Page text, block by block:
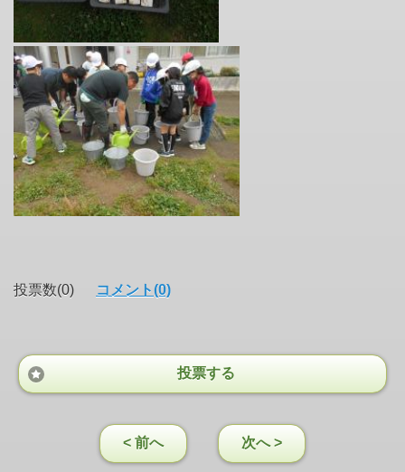
投票数(0) コメント(0)
投票する
< 前へ 次へ >